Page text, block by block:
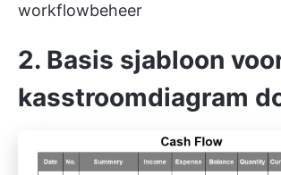
workflowbeheer
2. Basis sjabloon
kasstroomdiagram